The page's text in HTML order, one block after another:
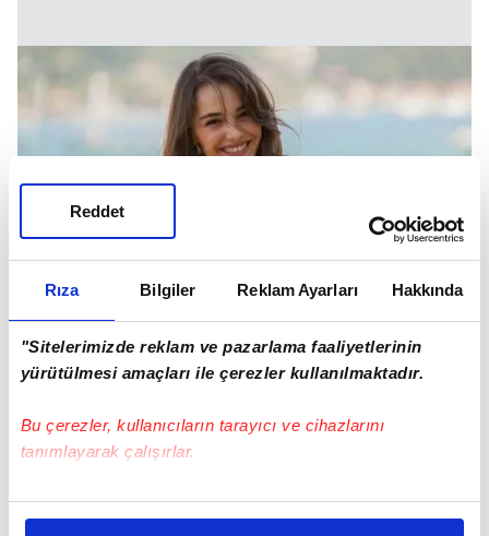
Rıza Bilgiler Reklam Ayarları Hakkında
"Sitelerimizde reklam ve pazarlama faaliyetlerinin
yürütülmesi amaçları ile çerezler kullanılmaktadır.
Bu çerezler, kullanıcıların tarayıcı ve cihazlarını
tanımlayarak çalışırlar.
Bu çerezlere izin vermeniz halinde sizlere özel
Reddet
da baba tarafından Rizeli. Bu detay, ekran
başındaki izleyiciler arasında şaşkınlık yarattı.